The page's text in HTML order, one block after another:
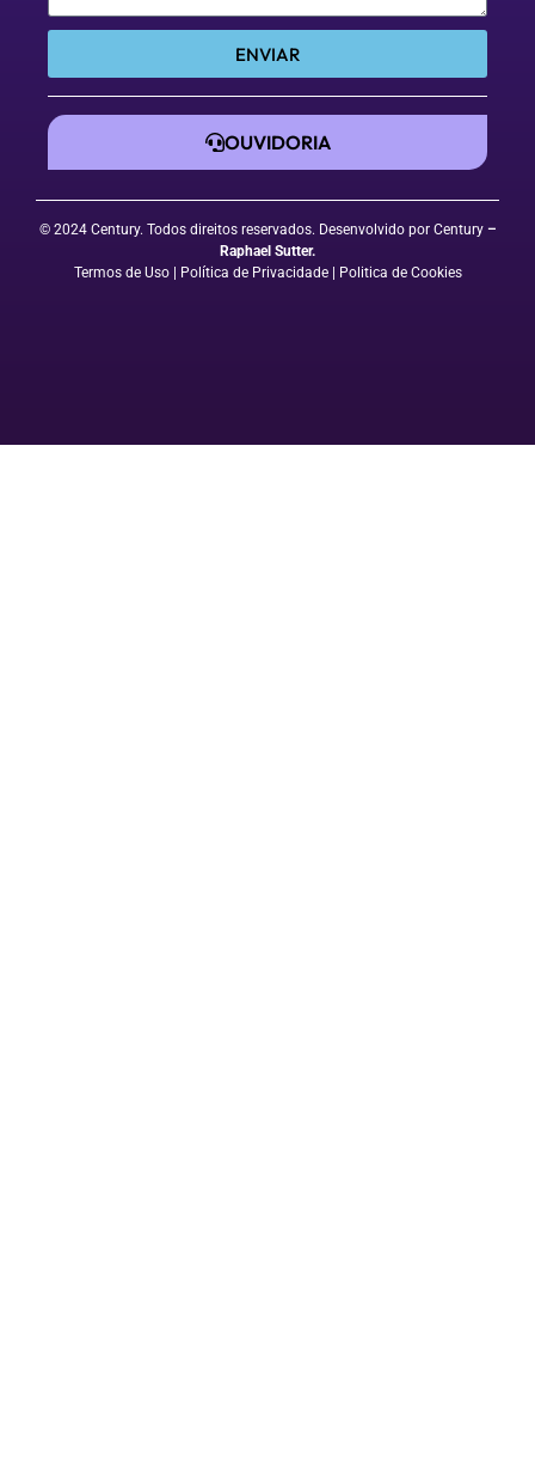
ENVIAR
OUVIDORIA
© 2024 Century. Todos direitos reservados. Desenvolvido por Century –
Raphael Sutter.
Termos de Uso
| Política de Privacidade| Politica de Cookies